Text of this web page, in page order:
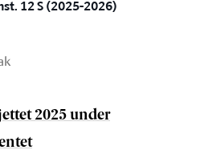
12 S (2025-2026)
2025 under